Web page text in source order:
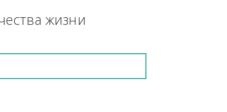
работу выполнит и в